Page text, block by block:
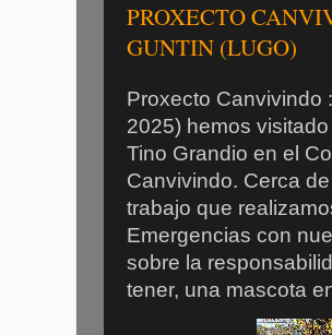
PROXECTO
GUNTIN (LUGO)
Proxecto Canvivindo
2025) hemos
Tino Grandio en el
Canvivindo. Cerca
trabajo que
Emergencias con
sobre la
tener, una mascota